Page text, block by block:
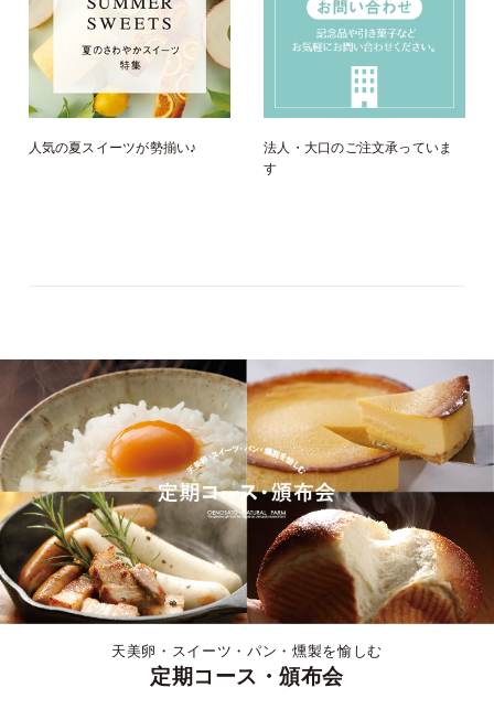
人気の夏スイーツが勢揃い♪
法人・大口のご注文承っていま
す
天美卵・スイーツ・パン・燻製を愉しむ
定期コース・頒布会